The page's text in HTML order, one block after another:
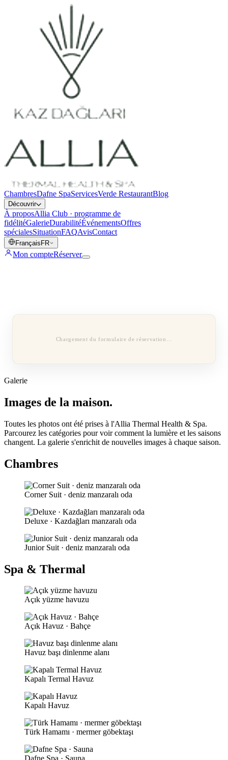
ChambresDafne SpaServicesVerde RestaurantBlog
Découvrir
À proposAllia Club · programme de
fidélitéGalerieDurabilitéÉvénementsOffres
spécialesSituationFAQAvisContact
Français FR
Mon compteRéserver
Chargement du formulaire de réservation…
Galerie
Images de la maison.
Toutes les photos ont été prises à l'Allia Thermal Health & Spa.
Parcourez les catégories pour voir comment la lumière et les saisons
changent. La galerie s'enrichit de nouvelles images à chaque saison.
Chambres
Corner Suit · deniz manzaralı oda
Deluxe · Kazdağları manzaralı oda
Junior Suit · deniz manzaralı oda
Spa & Thermal
Açık yüzme havuzu
Açık Havuz · Bahçe
Havuz başı dinlenme alanı
Kapalı Termal Havuz
Kapalı Havuz
Türk Hamamı · mermer göbektaşı